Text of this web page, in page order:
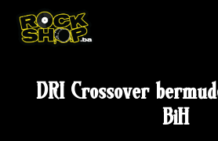
DRI Crossover
BiH